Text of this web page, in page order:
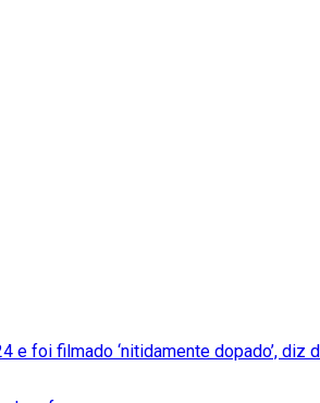
foi filmado ‘nitidamente dopado’, diz